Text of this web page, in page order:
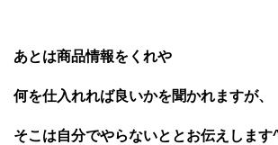
あとは商品情報をくれや
何を仕入れれば良いかを聞かれますが、
そこは自分でやらないととお伝えします